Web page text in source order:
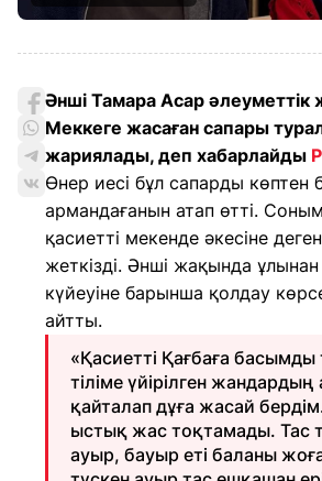
Әнші Тамара Асар әлеуметтік
Меккеге жасаған сапары
жариялады, деп хабарлайды
Өнер иесі бұл сапарды көптен
армандағанын атап өтті.
қасиетті мекенде әкесіне
жеткізді. Әнші жақында
күйеуіне барынша қолдау
айтты.
«Қасиетті Қағбаға басымды
тіліме үйірілген
қайталап дұға жасай
ыстық жас тоқтамады. Тас
ауыр, бауыр еті баланы